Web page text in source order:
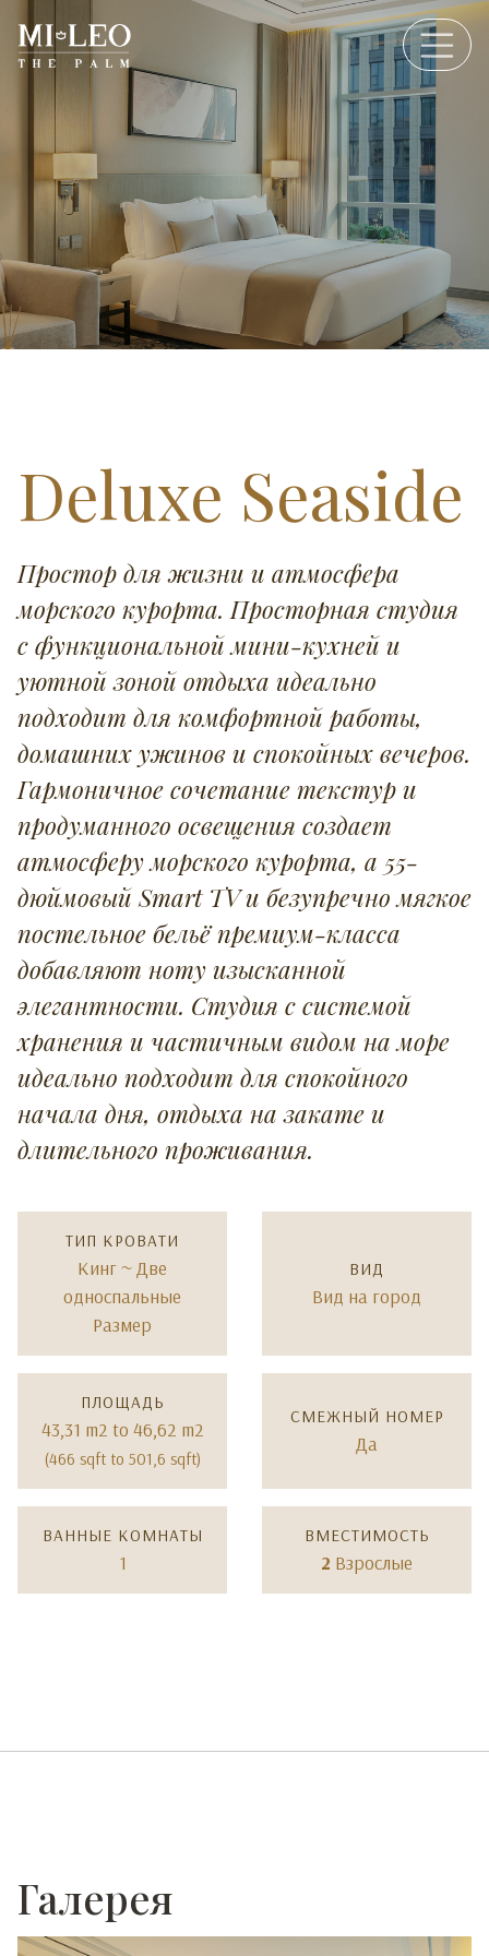
Deluxe Seaside
Простор для жизни и атмосфера
морского курорта. Просторная студия
с функциональной мини-кухней и
уютной зоной отдыха идеально
подходит для комфортной работы,
домашних ужинов и спокойных вечеров.
Гармоничное сочетание текстур и
продуманного освещения создает
атмосферу морского курорта, а 55-
дюймовый Smart TV и безупречно мягкое
постельное бельё премиум-класса
добавляют ноту изысканной
элегантности. Студия с системой
хранения и частичным видом на море
идеально подходит для спокойного
начала дня, отдыха на закате и
длительного проживания.
Кинг ~ Две
односпальные
Размер
ТИП КРОВАТИ
Вид на город
ВИД
43,31 m2 to 46,62 m2
(466 sqft to 501,6 sqft)
ПЛОЩАДЬ
Да
СМЕЖНЫЙ НОМЕР
1
ВАННЫЕ КОМНАТЫ
2 Взрослые
ВМЕСТИМОСТЬ
Галерея